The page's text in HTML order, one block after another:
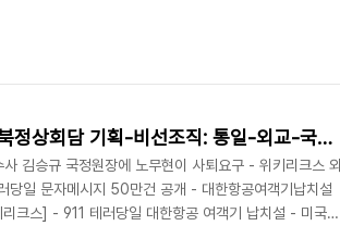
기] - 386간첩단수사 김승규 국정원장에 노무현이 사
[충격]'일심회연루의혹' 박선원이 남북정상회담 기획-비선조직: 통일-외교-국방 모두 따돌려:위키리크스 한국전문
승규 국정원장에 노무현이 사퇴요구 - 위키리크스 외
일 문자메시지 50만건 공개 - 대한항공여객기납치설
스] - 911 테러당일 대한항공 여객기 납치설 - 미국정